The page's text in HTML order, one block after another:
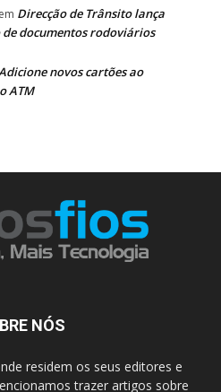
em Direcção de Trânsito lança
documentos rodoviários
novos cartões ao
ATM
NÓS
residem os seus editores e
trazer artigos sobre